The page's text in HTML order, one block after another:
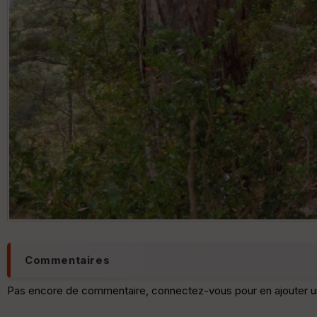
Commentaires
Pas encore de commentaire, connectez-vous pour en ajouter